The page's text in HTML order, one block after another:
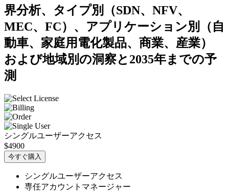
界分析、タイプ別（SDN、NFV、
MEC、FC）、アプリケーション別（自
動車、家庭用電化製品、商業、産業）
および地域別の洞察と2035年までの予
測
シングルユーザーアクセス
$4900
今すぐ購入
シングルユーザーアクセス
専任アカウントマネージャー